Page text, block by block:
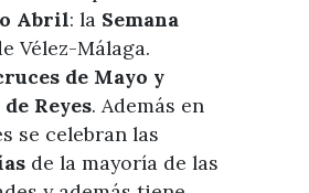
Abril: la Semana
Vélez-Málaga.
ruces de Mayo y
Reyes. Además en
se celebran las
de la mayoría de las